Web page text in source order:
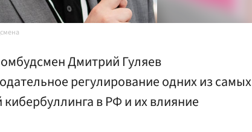
Дмитрий Гуляев
регулирование одних из самых
в РФ и их влияние